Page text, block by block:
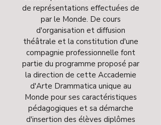
de représentations effectuées de
par le Monde. De cours
d'organisation et diffusion
théâtrale et la constitution d'une
compagnie professionnelle font
partie du programme proposé par
la direction de cette Accademie
d'Arte Drammatica unique au
Monde pour ses caractéristiques
pédagogiques et sa démarche
d'insertion des élèves diplômes